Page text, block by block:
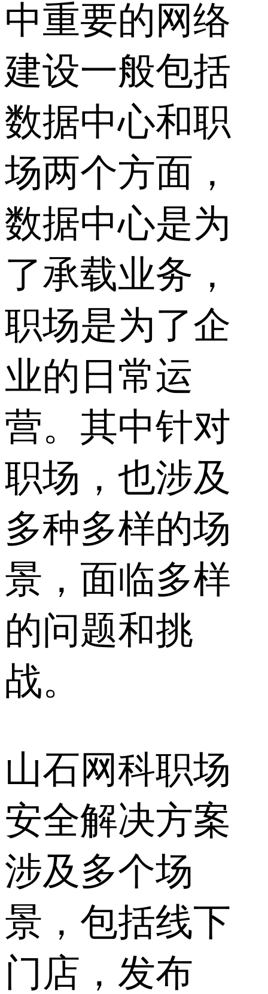
中重要的网络
建设一般包括
数据中心和职
场两个方面，
数据中心是为
了承载业务，
职场是为了企
业的日常运
营。其中针对
职场，也涉及
多种多样的场
景，面临多样
的问题和挑
战。
山石网科职场
安全解决方案
涉及多个场
景，包括线下
门店，发布